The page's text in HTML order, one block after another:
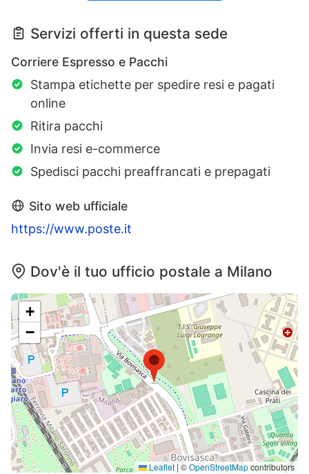
Servizi offerti in questa sede
Corriere Espresso e Pacchi
Stampa etichette per spedire resi e pagati
online
Ritira pacchi
Invia resi e-commerce
Spedisci pacchi preaffrancati e prepagati
Sito web ufficiale
https://www.poste.it
Dov'è il tuo ufficio postale a Milano
+
−
Leaflet | ©OpenStreetMapcontributors